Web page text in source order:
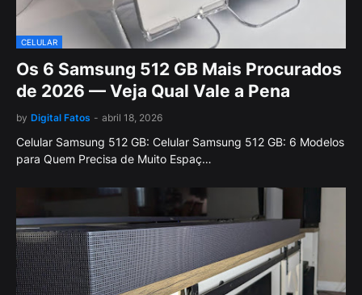
CELULAR
Os 6 Samsung 512 GB Mais Procurados
de 2026 — Veja Qual Vale a Pena
by Digital Fatos - abril 18, 2026
Celular Samsung 512 GB: Celular Samsung 512 GB: 6 Modelos
para Quem Precisa de Muito Espaç…